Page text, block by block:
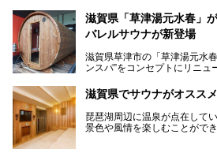
この記事は北近江リゾート 天
す。
ープン。湖からそよぐ爽やか
が楽しめます。
を打てるのも醍醐味の一つ。
イドル」の現役アーティスト
滋賀県「草津湯元水春」
バレルサウナが新登場
滋賀県草津市の「草津湯元水
ンスパ”をコンセプトにリニュ
たほか、岩盤房やバレルサウ
産地消をテーマにしたレスト
今回新しくなった「草津湯元
紹介します。
滋賀県でサウナがオスス
琵琶湖周辺に温泉が点在して
景色や風情を楽しむことがで